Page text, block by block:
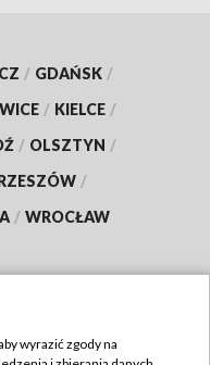
/ GDAŃSK /
/ KIELCE /
/ OLSZTYN /
/
/ WROCŁAW
wyrazić zgody na